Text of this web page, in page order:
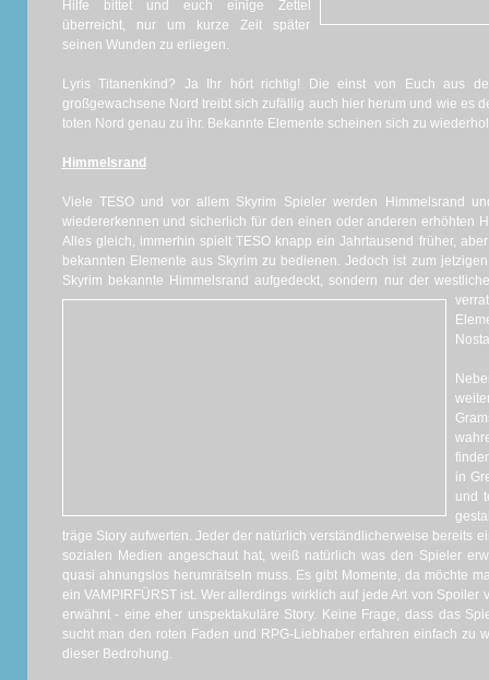
Hilfe bittet und euch einige Zettel
überreicht, nur um kurze Zeit später
seinen Wunden zu erliegen.
Lyris Titanenkind? Ja Ihr hört richtig! Die einst von Euch aus
großgewachsene Nord treibt sich zufällig auch hier herum und wie es
toten Nord genau zu ihr. Bekannte Elemente scheinen sich zu
Himmelsrand
Viele TESO und vor allem Skyrim Spieler werden Himmelsrand
wiedererkennen und sicherlich für den einen oder anderen erhöhten
Alles gleich, immerhin spielt TESO knapp ein Jahrtausend früher,
bekannten Elemente aus Skyrim zu bedienen. Jedoch ist zum
Skyrim bekannte Himmelsrand aufgedeckt, sondern nur der
in
und
träge Story aufwerten. Jeder der natürlich verständlicherweise bereits
sozialen Medien angeschaut hat, weiß natürlich was den Spieler
quasi ahnungslos herumrätseln muss. Es gibt Momente, da möchte
ein VAMPIRFÜRST ist. Wer allerdings wirklich auf jede Art von Spoiler
erwähnt - eine eher unspektakuläre Story. Keine Frage, dass das
sucht man den roten Faden und RPG-Liebhaber erfahren einfach zu
dieser Bedrohung.